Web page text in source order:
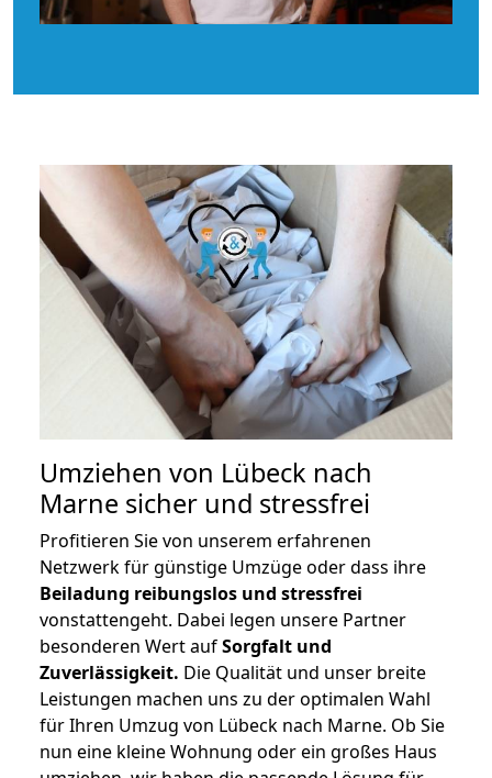
Umziehen von Lübeck nach
Marne sicher und stressfrei
Profitieren Sie von unserem erfahrenen
Netzwerk für günstige Umzüge oder dass ihre
Beiladung reibungslos und stressfrei
vonstattengeht. Dabei legen unsere Partner
besonderen Wert aufSorgfalt und
Zuverlässigkeit. Die Qualität und unser breite
Leistungen machen uns zu der optimalen Wahl
für Ihren Umzug von Lübeck nach Marne. Ob Sie
nun eine kleine Wohnung oder ein großes Haus